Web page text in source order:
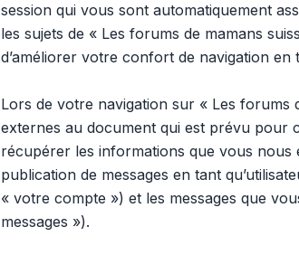
session qui vous sont automatiquement
les sujets de « Les forums de mamans
d’améliorer votre confort de navigation en
Lors de votre navigation sur « Les forums
externes au document qui est prévu pour
récupérer les informations que vous
publication de messages en tant
« votre compte ») et les messages que
messages »).